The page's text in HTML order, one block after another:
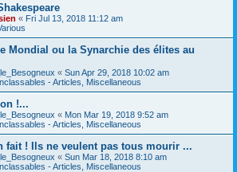
« Fri Jul 13, 2018 11:12 am
Mondial ou la Synarchie des élites au
« Sun Apr 29, 2018 10:02 am
- Articles, Miscellaneous
!...
« Mon Mar 19, 2018 9:52 am
- Articles, Miscellaneous
fait ! Ils ne veulent pas tous mourir ...
« Sun Mar 18, 2018 8:10 am
- Articles, Miscellaneous